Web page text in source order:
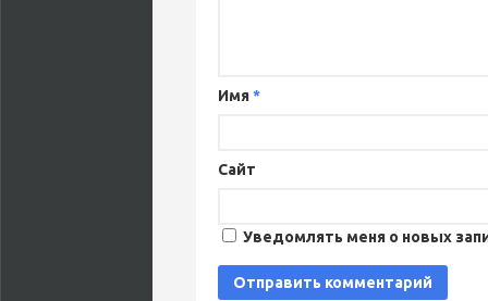
Имя*
Сайт
Уведомлять меня о новых